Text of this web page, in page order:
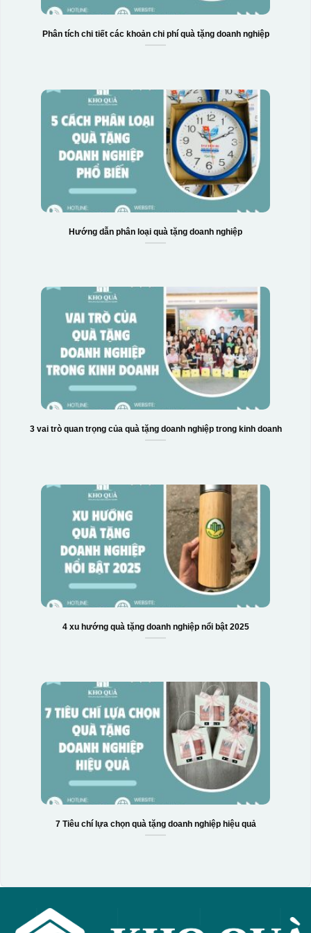
Hộp xi 2 cốc
Hộp xi biểu trưng
Phân tích chi tiết các khoản chi phí quà tặng doanh nghiệp
Hướng dẫn phân loại quà tặng doanh nghiệp
3 vai trò quan trọng của quà tặng doanh nghiệp trong kinh doanh
4 xu hướng quà tặng doanh nghiệp nổi bật 2025
7 Tiêu chí lựa chọn quà tặng doanh nghiệp hiệu quả